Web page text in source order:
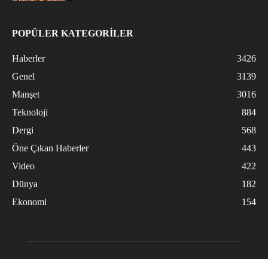
POPÜLER KATEGORİLER
Haberler
3426
Genel
3139
Manşet
3016
Teknoloji
884
Dergi
568
Öne Çıkan Haberler
443
Video
422
Dünya
182
Ekonomi
154